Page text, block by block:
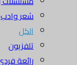
شعر وادب
الكل
تلفزيون
رائعة